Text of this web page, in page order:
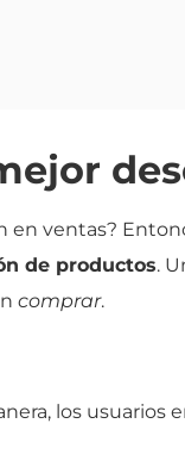
en ventas?
de productos.
comprar.
los